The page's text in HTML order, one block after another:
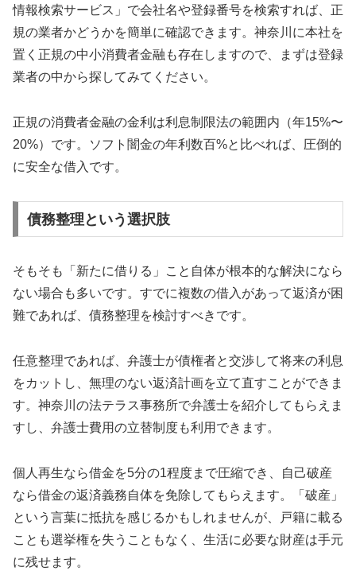
情報検索サービス」で会社名や登録番号を検索すれば、正
規の業者かどうかを簡単に確認できます。神奈川に本社を
置く正規の中小消費者金融も存在しますので、まずは登録
業者の中から探してみてください。
正規の消費者金融の金利は利息制限法の範囲内（年15%〜
20%）です。ソフト闇金の年利数百%と比べれば、圧倒的
に安全な借入です。
債務整理という選択肢
そもそも「新たに借りる」こと自体が根本的な解決になら
ない場合も多いです。すでに複数の借入があって返済が困
難であれば、債務整理を検討すべきです。
任意整理であれば、弁護士が債権者と交渉して将来の利息
をカットし、無理のない返済計画を立て直すことができま
す。神奈川の法テラス事務所で弁護士を紹介してもらえま
すし、弁護士費用の立替制度も利用できます。
個人再生なら借金を5分の1程度まで圧縮でき、自己破産
なら借金の返済義務自体を免除してもらえます。「破産」
という言葉に抵抗を感じるかもしれませんが、戸籍に載る
ことも選挙権を失うこともなく、生活に必要な財産は手元
に残せます。